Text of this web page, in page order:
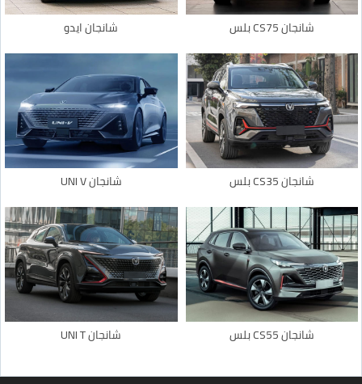
شانجان CS75 بلس شانجان ايدو
شانجان CS35 بلس شانجان UNI V
شانجان CS55 بلس شانجان UNI T